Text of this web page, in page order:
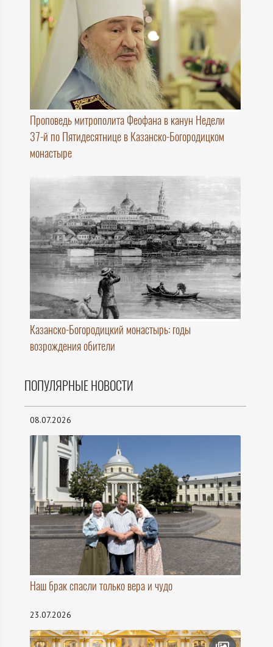
Проповедь митрополита Феофана в канун Недели
37-й по Пятидесятнице в Казанско-Богородицком
монастыре
Казанско-Богородицкий монастырь: годы
возрождения обители
ПОПУЛЯРНЫЕ НОВОСТИ
08.07.2026
Наш брак спасли только вера и чудо
23.07.2026